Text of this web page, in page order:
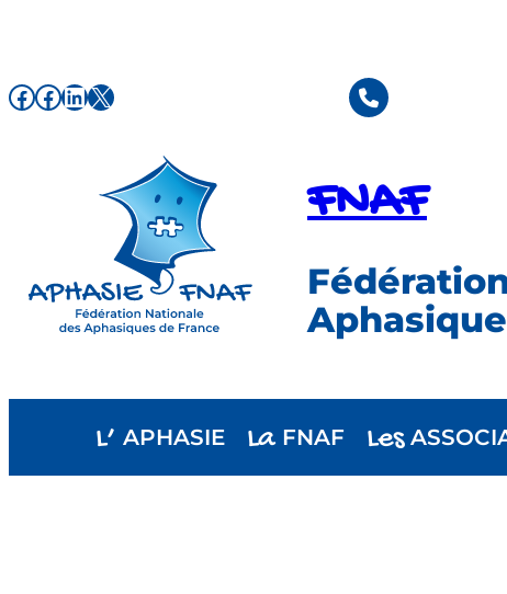
contenu
Facebook de l'association FNAF Facebook de l'association FNAF LinkedIn X
FNAF
L’ APHASIE LaFNAF Les